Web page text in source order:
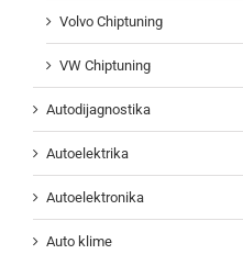
Volvo Chiptuning
VW Chiptuning
Autodijagnostika
Autoelektrika
Autoelektronika
Auto klime